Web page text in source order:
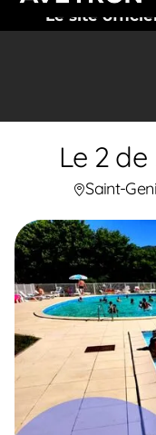
Le site
Le 2
Saint-